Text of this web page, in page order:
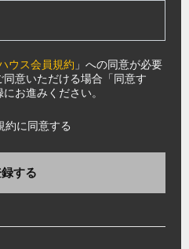
ウス会員規約 」への同意が必要
意いただける場合「同意す
お進みください。
約に同意する
する